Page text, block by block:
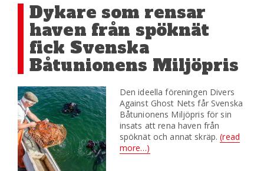
Dykare som rensar
haven från spöknät
fick Svenska
Båtunionens Miljöpris
Den ideella föreningen Divers
Against Ghost Nets får Svenska
Båtunionens Miljöpris för sin
insats att rena haven från
spöknät och annat skräp.(read
more…)